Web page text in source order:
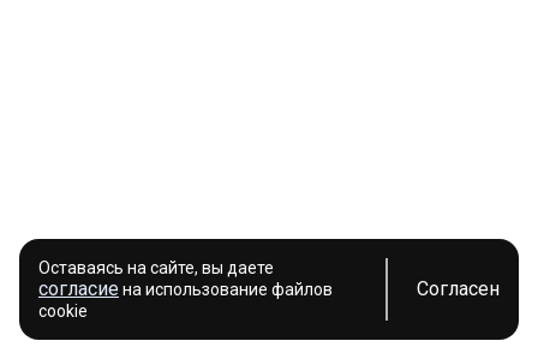
Оставаясь на сайте, вы даете
согласиена использование файлов
cookie
Согласен